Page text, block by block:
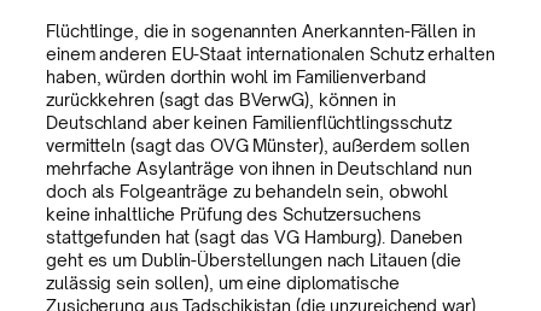
Flüchtlinge, die in sogenannten Anerkannten-Fällen in
einem anderen EU-Staat internationalen Schutz erhalten
haben, würden dorthin wohl im Familienverband
zurückkehren (sagt das BVerwG), können in
Deutschland aber keinen Familienflüchtlingsschutz
vermitteln (sagt das OVG Münster), außerdem sollen
mehrfache Asylanträge von ihnen in Deutschland nun
doch als Folgeanträge zu behandeln sein, obwohl
keine inhaltliche Prüfung des Schutzersuchens
stattgefunden hat (sagt das VG Hamburg). Daneben
geht es um Dublin-Überstellungen nach Litauen (die
zulässig sein sollen), um eine diplomatische
Zusicherung aus Tadschikistan (die unzureichend war)